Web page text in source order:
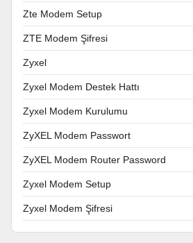
Zte Modem Setup
ZTE Modem Şifresi
Zyxel
Zyxel Modem Destek Hattı
Zyxel Modem Kurulumu
ZyXEL Modem Passwort
ZyXEL Modem Router Password
Zyxel Modem Setup
Zyxel Modem Şifresi